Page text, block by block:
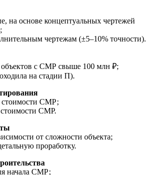
на основе концептуальных чертежей
чертежам (±5–10% точности).
объектов с СМР свыше 100 млн ₽;
на стадии П).
стоимости СМР;
СМР.
от сложности объекта;
проработку.
начала СМР;